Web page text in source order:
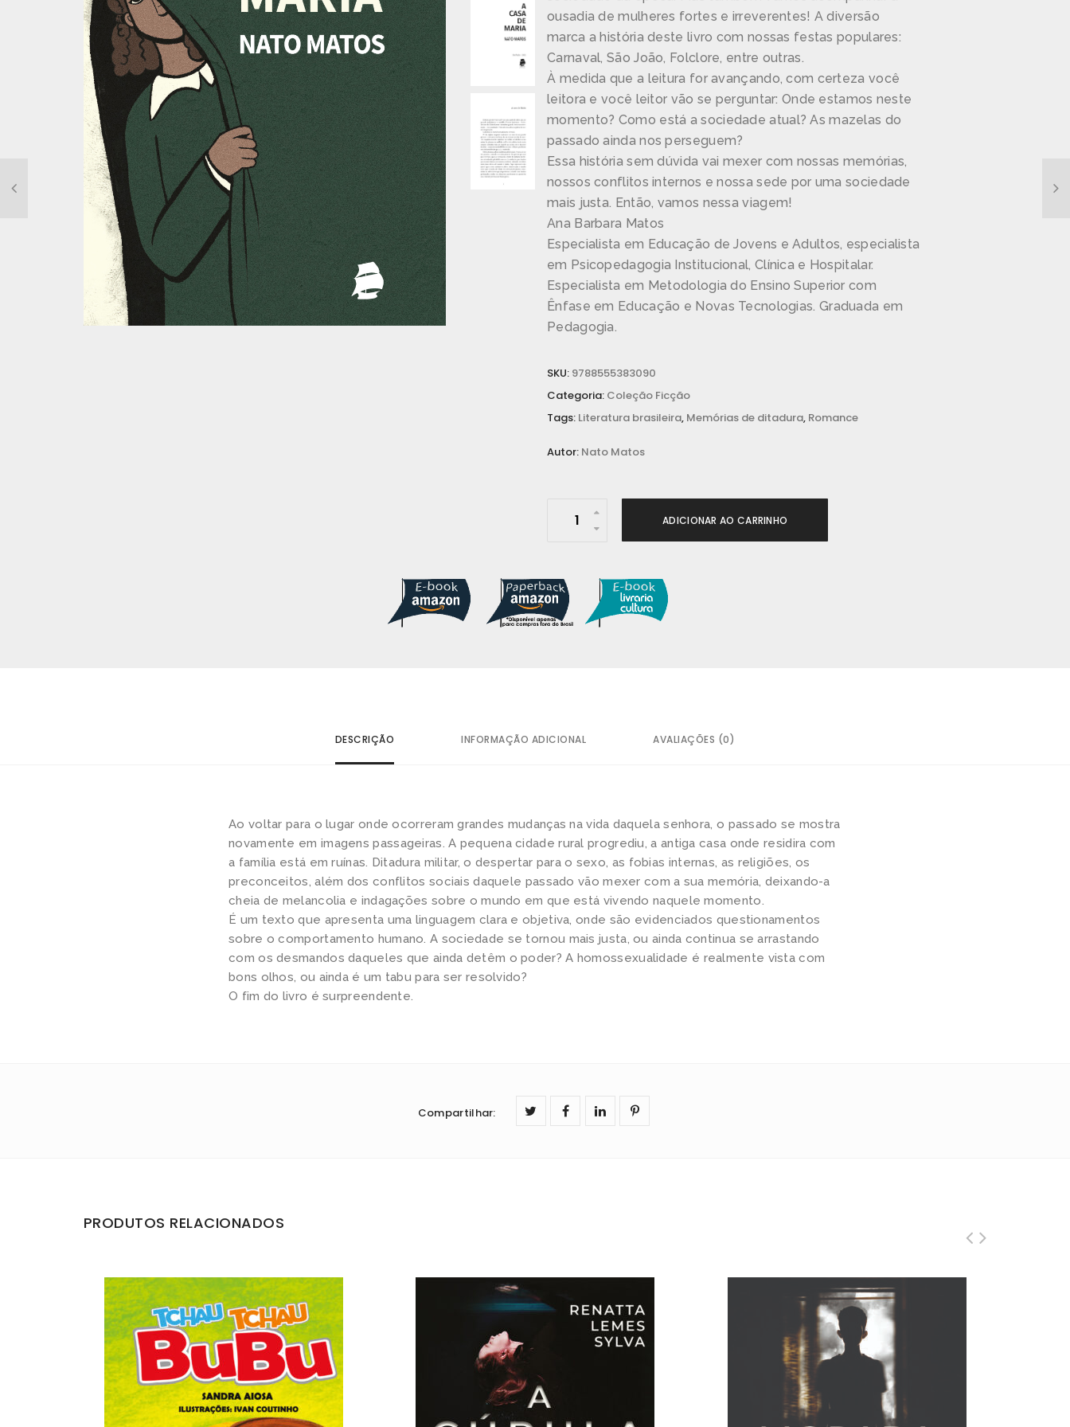
ousadia de mulheres fortes e irreverentes! A diversão
marca a história deste livro com nossas festas populares:
Carnaval, São João, Folclore, entre outras.
À medida que a leitura for avançando, com certeza você
leitora e você leitor vão se perguntar: Onde estamos neste
momento? Como está a sociedade atual? As mazelas do
passado ainda nos perseguem?
Essa história sem dúvida vai mexer com nossas memórias,
nossos conflitos internos e nossa sede por uma sociedade
mais justa. Então, vamos nessa viagem!
Ana Barbara Matos
Especialista em Educação de Jovens e Adultos, especialista
em Psicopedagogia Institucional, Clínica e Hospitalar.
Especialista em Metodologia do Ensino Superior com
Ênfase em Educação e Novas Tecnologias. Graduada em
Pedagogia.
SKU: 9788555383090
Categoria: Coleção Ficção
Tags: Literatura brasileira, Memórias de ditadura, Romance
Autor: Nato Matos
s
a
d
a
n
t
i
d
d
ADICIONAR AO CARRINHO
DESCRIÇÃO INFORMAÇÃO ADICIONAL AVALIAÇÕES (0)
Ao voltar para o lugar onde ocorreram grandes mudanças na vida daquela senhora, o passado se mostra
novamente em imagens passageiras. A pequena cidade rural progrediu, a antiga casa onde residira com
a família está em ruínas. Ditadura militar, o despertar para o sexo, as fobias internas, as religiões, os
preconceitos, além dos conflitos sociais daquele passado vão mexer com a sua memória, deixando-a
cheia de melancolia e indagações sobre o mundo em que está vivendo naquele momento.
É um texto que apresenta uma linguagem clara e objetiva, onde são evidenciados questionamentos
sobre o comportamento humano. A sociedade se tornou mais justa, ou ainda continua se arrastando
com os desmandos daqueles que ainda detêm o poder? A homossexualidade é realmente vista com
bons olhos, ou ainda é um tabu para ser resolvido?
O fim do livro é surpreendente.
Compartilhar:
PRODUTOS RELACIONADOS